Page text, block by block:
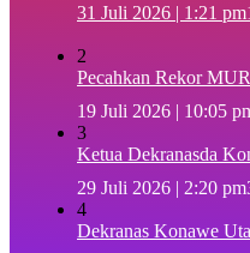
31 Juli 2026 | 1:21 pm
2
Pecahkan Rekor
19 Juli 2026 | 10:05
3
Ketua Dekranasda
29 Juli 2026 | 2:20 pm
4
Dekranas Konawe